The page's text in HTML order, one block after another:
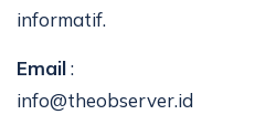
informatif.
Email:
info@theobserver.id